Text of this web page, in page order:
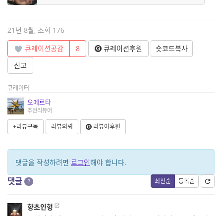
21년 8월, 조회 176
큐레이션공감
8 큐레이션후원
숏코드복사
신고
큐레이터
오메르타
추천리뷰어
+리뷰구독 리뷰의뢰 리뷰어후원
댓글을 작성하려면 로그인해야 합니다.
최신순 등록순
댓글 2
향초인형